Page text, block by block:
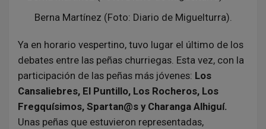
Berna Martínez (Foto: Diario de Miguelturra).
Ya en horario vespertino, tuvo lugar el último de los
debates entre las peñas churriegas. Esta vez, con la
participación de las peñas más jóvenes: Los
Cansaliebres, El Puntillo, Los Rocheros, Los
Fregquísimos, Spartan@s y Charanga Alhiguí.
Unas peñas que estuvieron representadas,